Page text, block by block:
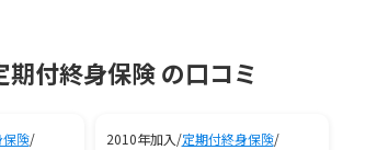
付終身保険 の口コミ
険/ 2010年加入/定期付終身保険/